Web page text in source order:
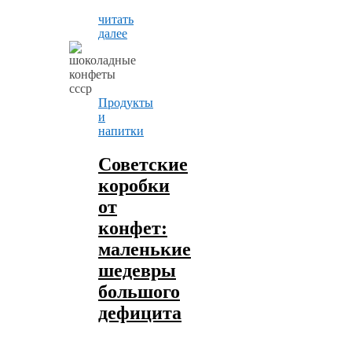
читать
далее
Продукты
и
напитки
Советские
коробки
от
конфет:
маленькие
шедевры
большого
дефицита